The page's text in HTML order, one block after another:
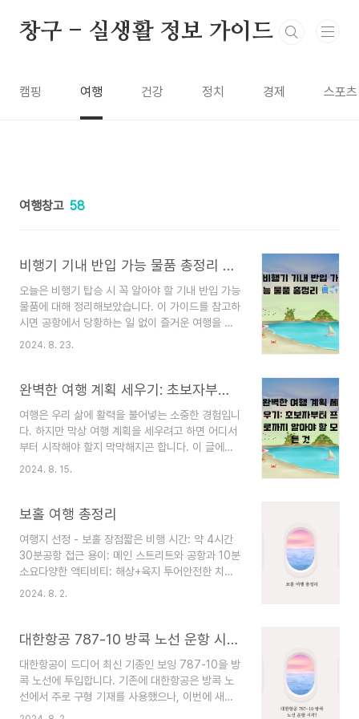
창구 - 실생활 정보 가이드
캠핑 여행 건강 정치 경제 스포츠
여행창고 58
비행기 기내 반입 가능 물품 총정리 🧳✈️
오늘은 비행기 탑승 시 꼭 알아야 할 기내 반입 가능
물품에 대해 정리해보았습니다. 이 가이드를 참고하
시면 공항에서 당황하는 일 없이 즐거운 여행을 시
작하실 수 있을 거예요! 1. 일상용품 🧴반입 가능반
칼날✅ 일회용 면도기 (안전날 포함)❌ 커터칼날✅
(뜨개바늘 포함) ✅ 우산, 휠체어, 유모차 ✅ 라이터,
와인 오프너 2. 전자기기 🔋💻반입 가능반입 불가
✅ 노트북, 태블릿PC, MP3❌ 전동 휠체어✅ 전기
고데기 및 헤어기기❌ 160Wh 초과 리튬이온배터
2024. 8. 23.
완벽한 여행 계획 세우기: 초보자부터 프로까지 알아야 할 모든 것
여행은 우리 삶에 활력을 불어넣는 소중한 경험입니
다. 하지만 막상 여행 계획을 세우려고 하면 어디서
부터 시작해야 할지 막막해지곤 합니다. 이 글에서
는 여행 계획을 세우는 단계별 가이드와 유용한 팁
지 선택: 당신의 꿈을 그리다여행 스타일 파악하기
기고 싶은가, 도시의 문화를 체험하고 싶은가?혼자
여행? 친구와? 가족과?예산 고려하기항공권, 숙박,
식비, 관광 등 전체 예산 설정환율 체크 및 현지 물
가 조사계절과 기후 확인여행지의 성수기/비수기 파
현지 체류 시간 ..
2024. 8. 15.
보홀 여행 총정리
여행지 선정 - 보홀 장점짧은 비행 시간: 약 4시간
30분공항 접근 용이: 메인 스트리트와 공항과 10분
소요다양한 액티비티: 해상+육지 투어안전한 치안:
필리핀에서 걸어 다닐 수 있는 몇 안 되는 여행지뚜
국인이 많음: 경기도 보홀시라고 할 정도저렴하지
필리핀 항공: 연착이 단골에어서울: 0시 이전 도착
추천준비물환전: 달러로 환전하고 현지에서 페소로
환전, 부족한 돈은 트레블 월렛 카드 사용eSim: 로
밍 도깨비 이심 사용필리핀 입국 신고서 QR
2024. 8. 2.
대한항공 787-10 방콕 노선 운항 시작!
대한항공이 드디어 최신 기종인 보잉 787-10을 방
콕 노선에 투입합니다. 기존에 대한항공은 방콕 노
선에서 주로 구형 기재를 사용했으나, 이번에 새롭
게 도입한 787-10 기종을 2024년 8월 11일부터